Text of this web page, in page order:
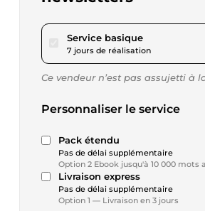
Service basiquepour 57,80
7 jours de réalisation
Ce vendeur n’est pas assujetti à
Personnaliser le service
Pack étendu
Pas de délai supplémentaire
Option 2 Ebook jusqu'à 10 000
Livraison express
Pas de délai supplémentaire
Option 1 — Livraison en 3 jours